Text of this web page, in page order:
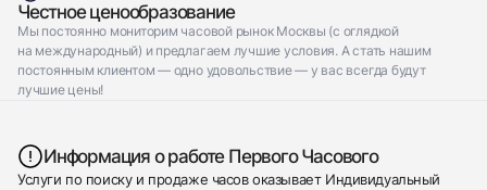
Честное ценообразование
Мы постоянно мониторим часовой рынок Москвы (с оглядкой
на международный) и предлагаем лучшие условия. А стать нашим
постоянным клиентом — одно удовольствие — у вас всегда будут
лучшие цены!
Информация о работе Первого Часового
Услуги по поиску и продаже часов оказывает Индивидуальный